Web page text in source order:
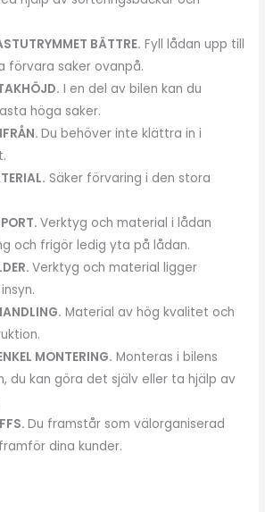
BÄTTRE. Fyll lådan upp till
förvara saker ovanpå.
I en del av bilen kan du
höga saker.
Du behöver inte klättra in i
Säker förvaring i den stora
Verktyg och material i lådan
och frigör ledig yta på lådan.
Verktyg och material ligger
Material av hög kvalitet och
MONTERING. Monteras i bilens
du kan göra det själv eller ta hjälp av
Du framstår som välorganiserad
dina kunder.